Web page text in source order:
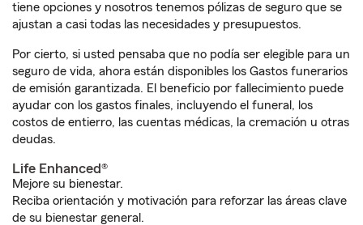
tiene opciones y nosotros tenemos pólizas de seguro que se
ajustan a casi todas las necesidades y presupuestos.
Por cierto, si usted pensaba que no podía ser elegible para un
seguro de vida, ahora están disponibles los Gastos funerarios
de emisión garantizada. El beneficio por fallecimiento puede
ayudar con los gastos finales, incluyendo el funeral, los
costos de entierro, las cuentas médicas, la cremación u otras
deudas.
Life Enhanced®
Mejore su bienestar.
Reciba orientación y motivación para reforzar las áreas clave
de su bienestar general.